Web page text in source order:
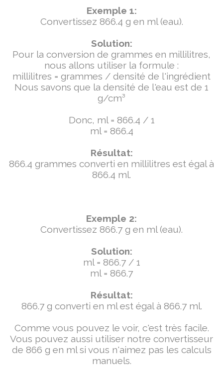
Exemple 1:
Convertissez 866.4 g en ml (eau).
Solution:
Pour la conversion de grammes en millilitres,
nous allons utiliser la formule :
millilitres = grammes / densité de l'ingrédient
Nous savons que la densité de l'eau est de 1
g/cm³
Donc, ml = 866.4 / 1
ml = 866.4
Résultat:
866.4 grammes converti en millilitres est égal à
866.4 ml.
Exemple 2:
Convertissez 866.7 g en ml (eau).
Solution:
ml = 866.7 / 1
ml = 866.7
Résultat:
866.7 g converti en ml est égal à 866.7 ml.
Comme vous pouvez le voir, c'est très facile.
Vous pouvez aussi utiliser notre convertisseur
de 866 g en ml si vous n'aimez pas les calculs
manuels.